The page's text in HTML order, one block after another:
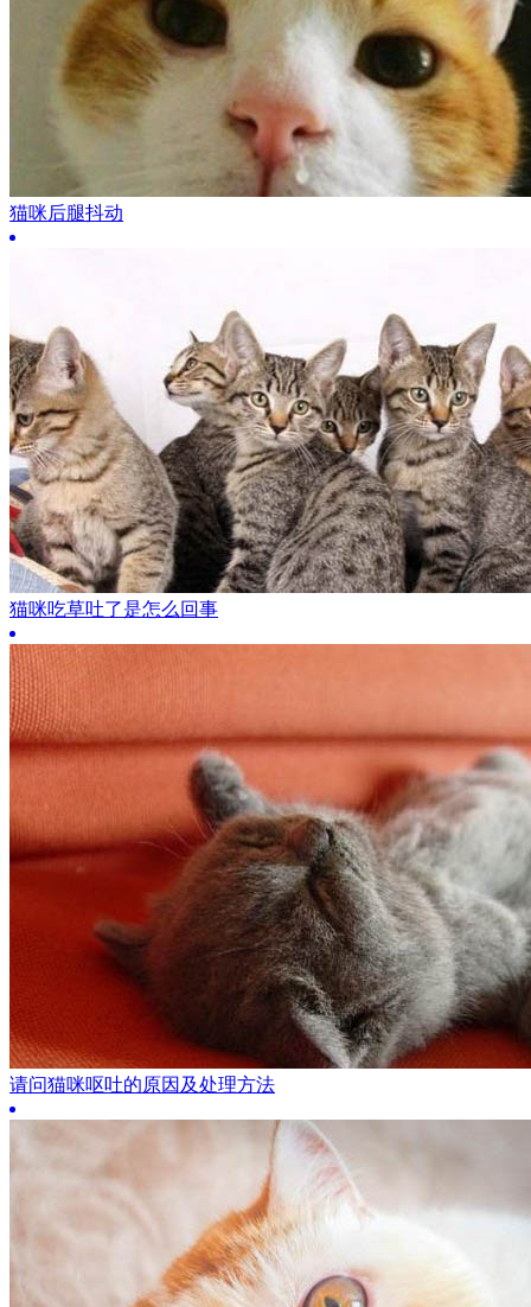
猫咪后腿抖动
猫咪吃草吐了是怎么回事
请问猫咪呕吐的原因及处理方法